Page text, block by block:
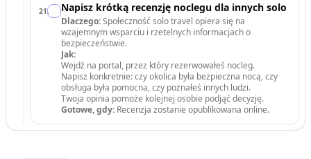
21. Napisz krótką recenzję noclegu dla innych solo
Dlaczego:Społeczność solo travel opiera się na
wzajemnym wsparciu i rzetelnych informacjach o
bezpieczeństwie.
Jak:
Wejdź na portal, przez który rezerwowałeś nocleg.
Napisz konkretnie: czy okolica była bezpieczna nocą, czy
obsługa była pomocna, czy poznałeś innych ludzi.
Twoja opinia pomoże kolejnej osobie podjąć decyzję.
Gotowe, gdy: Recenzja zostanie opublikowana online.